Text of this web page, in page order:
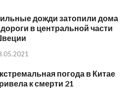
дожди затопили дома
в центральной части
погода в Китае
к смерти 21